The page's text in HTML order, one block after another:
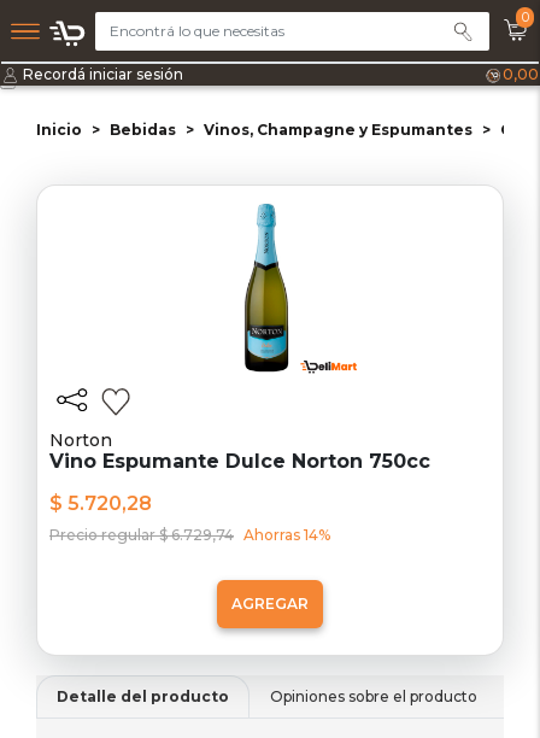
0
Recordá iniciar sesión 0,00
Inicio Bebidas Vinos, Champagne y Espumantes
Norton
Vino Espumante Dulce Norton 750cc
$ 5.720,28
Precio regular $ 6.729,74 Ahorras 14%
AGREGAR
Detalle del producto Opiniones sobre el producto